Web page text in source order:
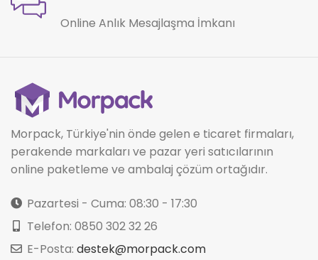
Online Anlık Mesajlaşma İmkanı
Morpack, Türkiye'nin önde gelen e ticaret firmaları,
perakende markaları ve pazar yeri satıcılarının
online paketleme ve ambalaj çözüm ortağıdır.
Pazartesi - Cuma: 08:30 - 17:30
Telefon: 0850 302 32 26
E-Posta: destek@morpack.com